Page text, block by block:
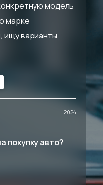
покупку авто?
2024
модель
марке
ищу варианты